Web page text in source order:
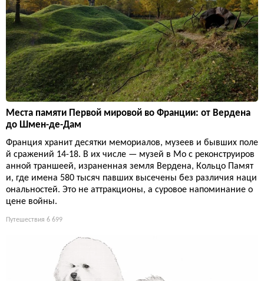
Места памяти Первой мировой во Франции: от Вердена
до Шмен-де-Дам
Франция хранит десятки мемориалов, музеев и бывших поле
й сражений 14-18. В их числе — музей в Мо с реконструиров
анной траншеей, израненная земля Вердена, Кольцо Памят
и, где имена 580 тысяч павших высечены без различия наци
ональностей. Это не аттракционы, а суровое напоминание о
цене войны.
Путешествия 6 699